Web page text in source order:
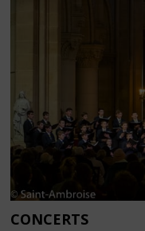
CONCERTS